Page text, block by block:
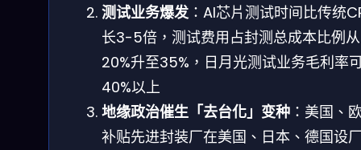
测试业务爆发 ：AI芯片测试时间比传统
长3-5倍，测试费用占封测总成本比例从
20%升至35%，日月光测试业务毛利率
40%以上
地缘政治催生「去台化」变种 ：美国、
补贴先进封装厂在美国、日本、德国设